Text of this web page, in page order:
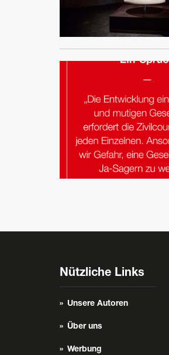
Nützliche Links
Unsere Autoren
Über uns
Werbung